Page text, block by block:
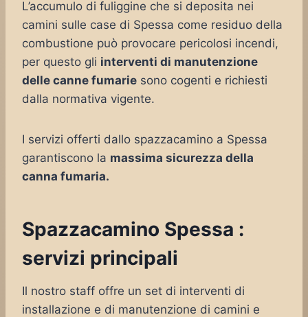
L’accumulo di fuliggine che si deposita nei
camini sulle case di Spessa come residuo della
combustione può provocare pericolosi incendi,
per questo gli interventi di manutenzione
delle canne fumarie sono cogenti e richiesti
dalla normativa vigente.
I servizi offerti dallo spazzacamino a Spessa
garantiscono la massima sicurezza della
canna fumaria.
Spazzacamino Spessa :
servizi principali
Il nostro staff offre un set di interventi di
installazione e di manutenzione di camini e